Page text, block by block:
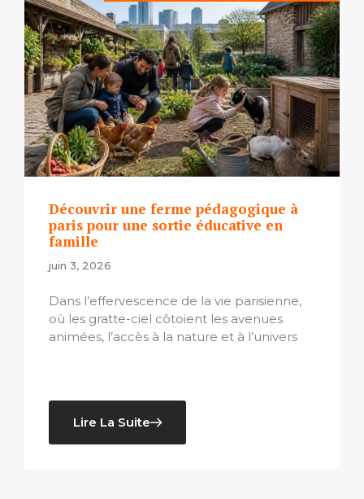
Découvrir une ferme pédagogique à
paris pour une sortie éducative en
famille
juin 3, 2026
Dans l’effervescence de la vie parisienne,
où les gratte-ciel côtoient les avenues
animées, l’accès à la nature et à l’univers
Lire La Suite